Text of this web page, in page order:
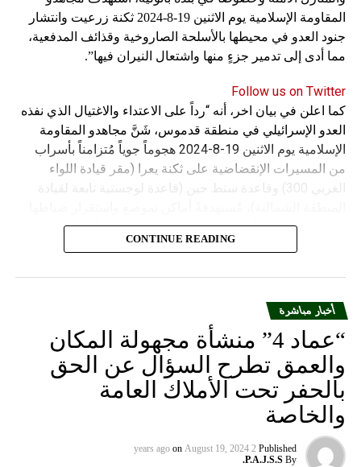
المقاومة الإسلامية يوم الاثنين 19-8-2024 ثكنة زرعيت وانتشار
جنود العدو في محيطها بالأسلحة الصاروخية وقذائف المدفعية،
مما أدى إلى تدمير جزءٍ منها واشتعال النيران فيها”.
Follow us on Twitter
كما اعلن في بيان اخر، أنه “رداً على الاعتداء والاغتيال الذي نفذه
العدو الإسرائيلي في منطقة قدموس، شَنَّ مجاهدو المقاومة
الإسلامية يوم الاثنين 19-8-2024 هجوماً جوياً مُتزامناً بأسراب
من المسيرات الإنقضاضية على ثكنة يعرا (مقر قيادة اللواء
الغربي 300) وقاعدة سنط جين (قاعدة لوجستية تابعة لقيادة
وجنودها وأصابت أهدافها بدقة وأوقعت فيهم عدداً من القتلى
CONTINUE READING
أخبار مباشرة
“عماد 4” منشأة مجهولة المكان
والعمق تطرح السؤال عن الحق
بالحفر تحت الأملاك العامة
والخاصة
Published
2 years ago
on August 19, 2024
By
P.A.J.S.S.